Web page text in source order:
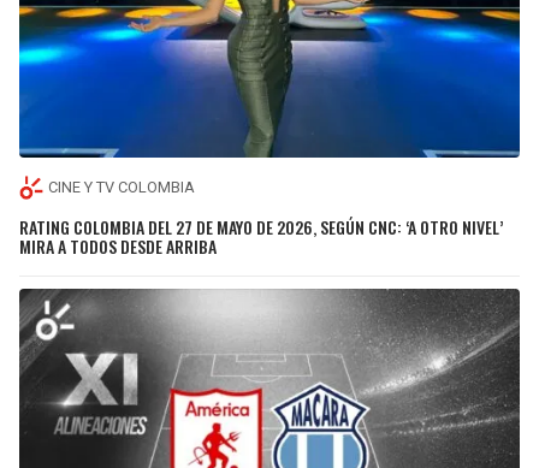
CINE Y TV COLOMBIA
RATING COLOMBIA DEL 27 DE MAYO DE 2026, SEGÚN CNC: ‘A OTRO NIVEL’
MIRA A TODOS DESDE ARRIBA